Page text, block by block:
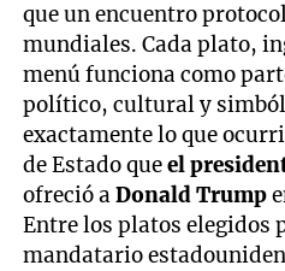
que un encuentro
mundiales. Cada plato,
menú funciona como
político, cultural y
exactamente lo que
de Estado queel
ofreció aDonald Trump
Entre los platos elegidos
mandatario